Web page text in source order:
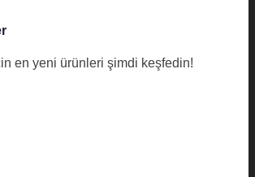
en yeni ürünleri şimdi keşfedin!